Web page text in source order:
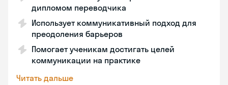
дипломом переводчика
Использует коммуникативный подход для
преодоления барьеров
Помогает ученикам достигать целей
коммуникации на практике
Читать дальше